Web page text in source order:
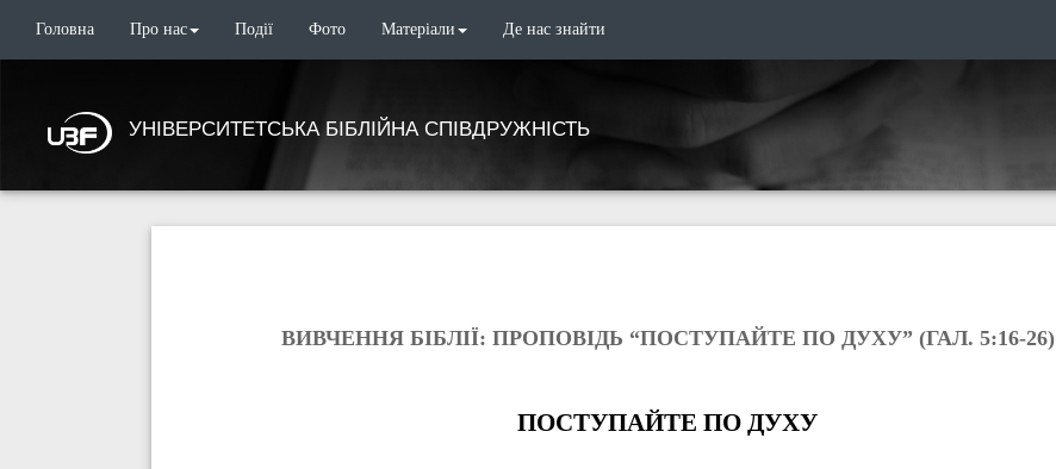
Головна Про нас Події Фото Матеріали Де нас знайти
УНІВЕРСИТЕТСЬКА БІБЛІЙНА СПІВДРУЖНІСТЬ
ВИВЧЕННЯ БІБЛІЇ: ПРОПОВІДЬ “ПОСТУПАЙТЕ ПО ДУХУ” (ГАЛ. 5:16-26)
ПОСТУПАЙТЕ ПО ДУХУ